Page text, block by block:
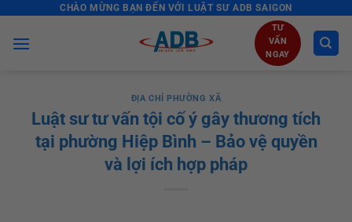
content
CHÀO MỪNG BẠN ĐẾN VỚI LUẬT SƯ ADB SAIGON
TƯ
VẤN
NGAY
ĐỊA CHỈ PHƯỜNG XÃ
Luật sư tư vấn tội cố ý gây thương tích
tại phường Hiệp Bình – Bảo vệ quyền
và lợi ích hợp pháp